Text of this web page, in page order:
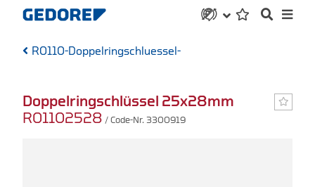
R0110-Doppelringschluessel-
Doppelringschlüssel 25x28mm
R01102528 / Code-Nr. 3300919